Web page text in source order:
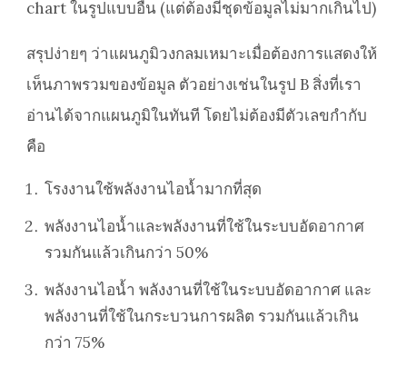
chart ในรูปแบบอื่น (แต่ต้องมีชุดข้อมูลไม่มากเกินไป)
สรุปง่ายๆ ว่าแผนภูมิวงกลมเหมาะเมื่อต้องการแสดงให้
เห็นภาพรวมของข้อมูล ตัวอย่างเช่นในรูป B สิ่งที่เรา
อ่านได้จากแผนภูมิในทันที โดยไม่ต้องมีตัวเลขกำกับ
คือ
โรงงานใช้พลังงานไอน้ำมากที่สุด
พลังงานไอน้ำและพลังงานที่ใช้ในระบบอัดอากาศ
รวมกันแล้วเกินกว่า 50%
พลังงานไอน้ำ พลังงานที่ใช้ในระบบอัดอากาศ และ
พลังงานที่ใช้ในกระบวนการผลิต รวมกันแล้วเกิน
กว่า 75%